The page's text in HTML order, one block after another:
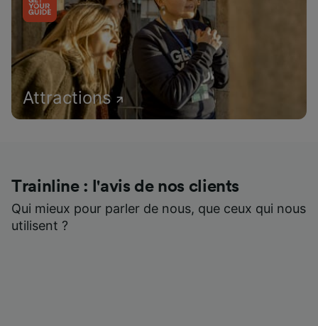
Attractions
Trainline : l'avis de nos clients
Qui mieux pour parler de nous, que ceux qui nous
utilisent ?